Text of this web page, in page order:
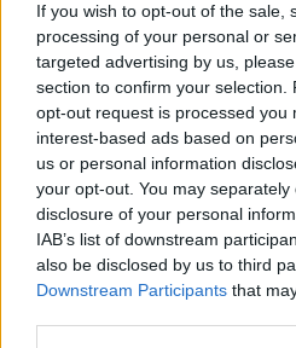
If you wish to opt-out of the sale,
processing of your personal or
targeted advertising by us,
section to confirm your selection.
opt-out request is processed you
interest-based ads based on
us or personal information
your opt-out. You may
disclosure of your personal
IAB’s list of downstream
also be disclosed by us to third
Downstream Participants that
Pesquisa